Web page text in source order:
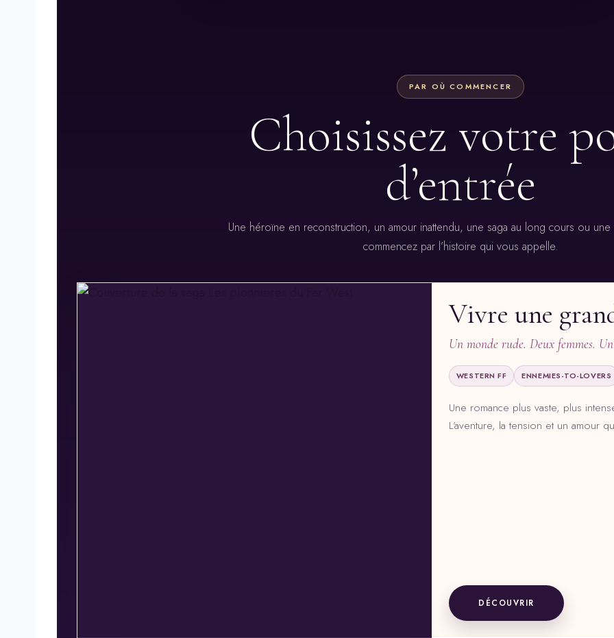
PAR OÙ COMMENCER
Choisissez votre
d’entrée
Une héroïne en reconstruction, un amour inattendu, une saga au long cours ou
commencez par l’histoire qui vous appelle.
Vivre une
Un monde rude. Deux femmes.
WESTERN FF ENNEMIES-TO-LOVERS
Une romance plus vaste, plus
L’aventure, la tension et un amour
DÉCOUVRIR